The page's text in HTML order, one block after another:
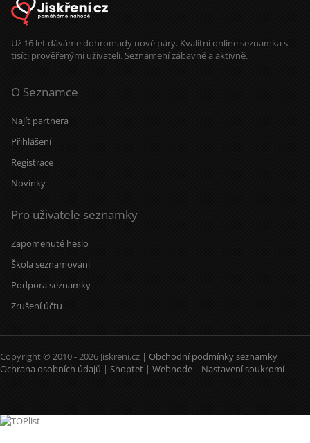
Už 16 let dáváme dohromady nové páry. Kvalitní online seznamka s
tisíci prověřenými uživateli. Seznámení zábavně a aktivně.
O Seznamce
Najít partnera
Přihlášení
Registrace
Novinky
Pro uživatele seznamky
Zapomenuté heslo
Škola seznamování
Podpora seznamky
Zrušení účtu
Copyright © 2010 - 2026 Jiskreni.cz | Obchodní podmínky seznamky |
Ochrana osobních údajů | Shoptet | Webnode | Nastavení soukromí